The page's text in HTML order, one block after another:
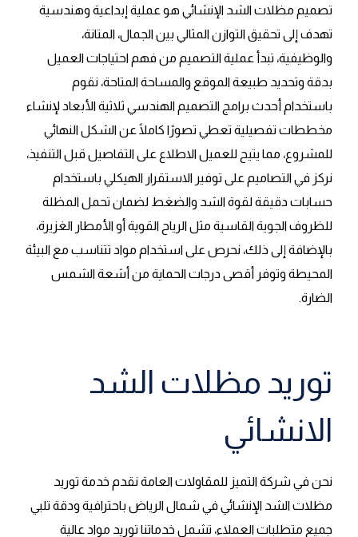
تصميم مظلات الشد الإنشائي هو عملية إبداعية وهندسية
تهدف إلى تحقيق التوازن المثالي بين الجمال، المتانة،
والوظيفية، تبدأ عملية التصميم من فهم احتياجات العميل
بدقة وتحديد طبيعة الموقع والمساحة المتاحة، نقوم
باستخدام أحدث برامج التصميم الهندسي ثلاثية الأبعاد لإنشاء
مخططات تفصيلية تعطي تصورًا كاملًا عن الشكل النهائي
للمشروع، مما يتيح للعميل الاطلاع على التفاصيل قبل التنفيذ،
نركز في التصاميم على توفير الاستقرار الهيكلي باستخدام
حسابات دقيقة لقوة الشد والضغط لضمان تحمل المظلة
للظروف الجوية القاسية مثل الرياح القوية أو الأمطار الغزيرة،
بالإضافة إلى ذلك، نحرص على استخدام مواد تتناسب مع البيئة
المحيطة وتوفر أقصى درجات الحماية من أشعة الشمس
الضارة.
توريد مظلات الشد
الانشائي
نحن في شركة التميز للمقاولات العامة نقدم خدمة توريد
مظلات الشد الإنشائي في شمال الرياض باحترافية ودقة تلبي
جميع متطلبات العملاء، تشمل خدماتنا توريد مواد عالية